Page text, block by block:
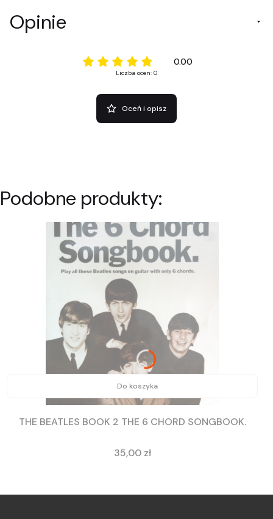
Opinie
0.00
Liczba ocen: 0
Oceń i opisz
Podobne produkty:
Do koszyka
THE BEATLES BOOK 2 THE 6 CHORD SONGBOOK.
Cena
35,00 zł